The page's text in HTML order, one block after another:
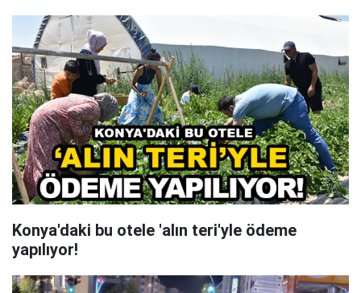
Konya'daki bu otele 'alın teri'yle ödeme
yapılıyor!